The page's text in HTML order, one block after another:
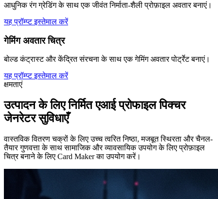
आधुनिक रंग ग्रेडिंग के साथ एक जीवंत निर्माता-शैली प्रोफ़ाइल अवतार बनाएं।
यह प्रॉम्प्ट इस्तेमाल करें
गेमिंग अवतार चित्र
बोल्ड कंट्रास्ट और केंद्रित संरचना के साथ एक गेमिंग अवतार पोर्ट्रेट बनाएं।
यह प्रॉम्प्ट इस्तेमाल करें
क्षमताएं
उत्पादन के लिए निर्मित एआई प्रोफाइल पिक्चर
जेनरेटर सुविधाएँ
वास्तविक वितरण चक्रों के लिए उच्च त्वरित निष्ठा, मजबूत स्थिरता और चैनल-
तैयार गुणवत्ता के साथ सामाजिक और व्यावसायिक उपयोग के लिए प्रोफ़ाइल
चित्र बनाने के लिए Card Maker का उपयोग करें।